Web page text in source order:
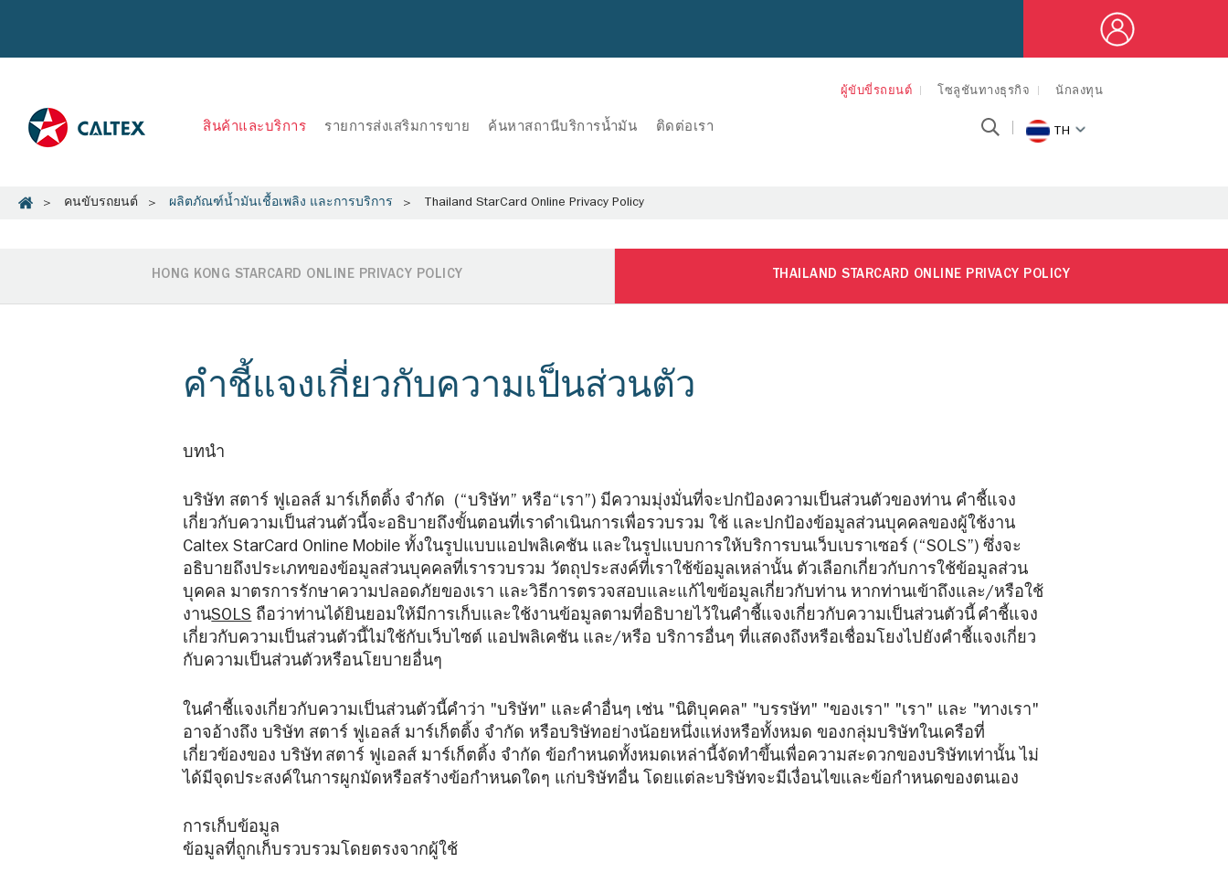
ผู้ขับขี่รถยนต์ โซลูชันทางธุรกิจ นักลงทุน
สินค้าและบริการ รายการส่งเสริมการขาย ค้นหาสถานีบริการน้ำมัน ติดต่อเรา TH
คนขับรถยนต์ ผลิตภัณฑ์น้ำมันเชื้อเพลิง และการบริการ Thailand StarCard Online Privacy Policy
HONG KONG STARCARD ONLINE PRIVACY POLICY THAILAND STARCARD ONLINE PRIVACY POLICY
คำชี้แจงเกี่ยวกับความเป็นส่วนตัว
บทนำ
บริษัท สตาร์ ฟูเอลส์ มาร์เก็ตติ้ง จำกัด (“บริษัท” หรือ“เรา”) มีความมุ่งมั่นที่จะปกป้องความเป็นส่วนตัวของท่าน คำชี้แจง
เกี่ยวกับความเป็นส่วนตัวนี้จะอธิบายถึงขั้นตอนที่เราดำเนินการเพื่อรวบรวม ใช้ และปกป้องข้อมูลส่วนบุคคลของผู้ใช้งาน
Caltex StarCard Online Mobile ทั้งในรูปแบบแอปพลิเคชัน และในรูปแบบการให้บริการบนเว็บเบราเซอร์ (“SOLS”) ซึ่งจะ
อธิบายถึงประเภทของข้อมูลส่วนบุคคลที่เรารวบรวม วัตถุประสงค์ที่เราใช้ข้อมูลเหล่านั้น ตัวเลือกเกี่ยวกับการใช้ข้อมูลส่วน
บุคคล มาตรการรักษาความปลอดภัยของเรา และวิธีการตรวจสอบและแก้ไขข้อมูลเกี่ยวกับท่าน หากท่านเข้าถึงและ/หรือใช้
งานSOLSถือว่าท่านได้ยินยอมให้มีการเก็บและใช้งานข้อมูลตามที่อธิบายไว้ในคำชี้แจงเกี่ยวกับความเป็นส่วนตัวนี้ คำชี้แจง
เกี่ยวกับความเป็นส่วนตัวนี้ไม่ใช้กับเว็บไซต์ แอปพลิเคชัน และ/หรือ บริการอื่นๆ ที่แสดงถึงหรือเชื่อมโยงไปยังคำชี้แจงเกี่ยว
กับความเป็นส่วนตัวหรือนโยบายอื่นๆ
ในคำชี้แจงเกี่ยวกับความเป็นส่วนตัวนี้คำว่า "บริษัท" และคำอื่นๆ เช่น "นิติบุคคล" "บรรษัท" "ของเรา" "เรา" และ "ทางเรา"
อาจอ้างถึง บริษัท สตาร์ ฟูเอลส์ มาร์เก็ตติ้ง จำกัด หรือบริษัทอย่างน้อยหนึ่งแห่งหรือทั้งหมด ของกลุ่มบริษัทในเครือที่
เกี่ยวข้องของ บริษัท สตาร์ ฟูเอลส์ มาร์เก็ตติ้ง จำกัด ข้อกำหนดทั้งหมดเหล่านี้จัดทำขึ้นเพื่อความสะดวกของบริษัทเท่านั้น ไม่
ได้มีจุดประสงค์ในการผูกมัดหรือสร้างข้อกำหนดใดๆ แก่บริษัทอื่น โดยแต่ละบริษัทจะมีเงื่อนไขและข้อกำหนดของตนเอง
การเก็บข้อมูล
ข้อมูลที่ถูกเก็บรวบรวมโดยตรงจากผู้ใช้